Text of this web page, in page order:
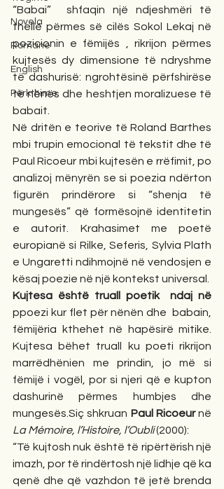
Novela
Romane
English
Përkthime
“Babai”  shfaqin një ndjeshmëri të
thellë përmes së cilës Sokol Lekaj në
pozicionin e fëmijës , rikrijon përmes
kujtesës dy dimensione të ndryshme
të dashurisë: ngrohtësinë përfshirëse
të nënës dhe heshtjen moralizuese të
babait.
Në dritën e teorive të Roland Barthes
mbi trupin emocional të tekstit dhe të
Paul Ricoeur mbi kujtesën e rrëfimit, po
analizoj mënyrën se si poezia ndërton
figurën prindërore si “shenja të
mungesës” që formësojnë identitetin
e autorit. Krahasimet me poetë
europianë si Rilke, Seferis, Sylvia Plath
e Ungaretti ndihmojnë në vendosjen e
kësaj poezie në një kontekst universal.
ppoezi kur flet për nënën dhe  babain,
fëmijëria kthehet në hapësirë mitike.
Kujtesa bëhet truall ku poeti rikrijon
marrëdhënien me prindin, jo më si
fëmijë i vogël, por si njeri që e kupton
dashurinë përmes humbjes dhe
mungesës.Siç shkruan Paul Ricoeur
La Mémoire, l’Histoire, l’Oubli (2000):
“Të kujtosh nuk është të ripërtërish një
imazh, por të rindërtosh një lidhje që ka
qenë dhe që vazhdon të jetë brenda